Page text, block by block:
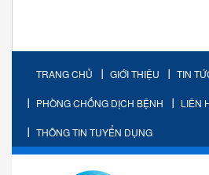
TRANG CHỦ GIỚI THIỆU TIN
PHÒNG CHỐNG DỊCH BỆNH LIÊN
THÔNG TIN TUYỂN DỤNG